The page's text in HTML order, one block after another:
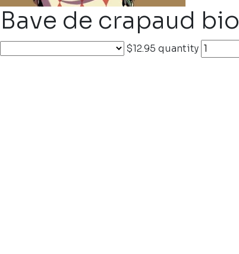
Bave de crapaud bio
$12.95 quantity